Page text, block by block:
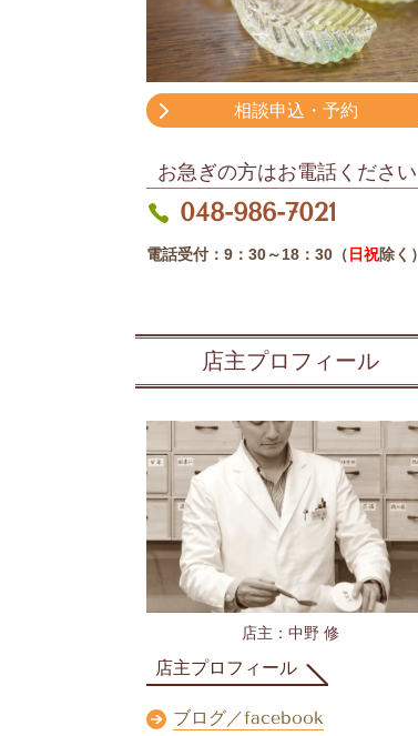
相談申込・予約
お急ぎの方はお電話ください
048-986-7021
電話受付：9：30～18：30（ 日祝除く）
店主プロフィール
店主：中野 修
店主プロフィール
ブログ／facebook